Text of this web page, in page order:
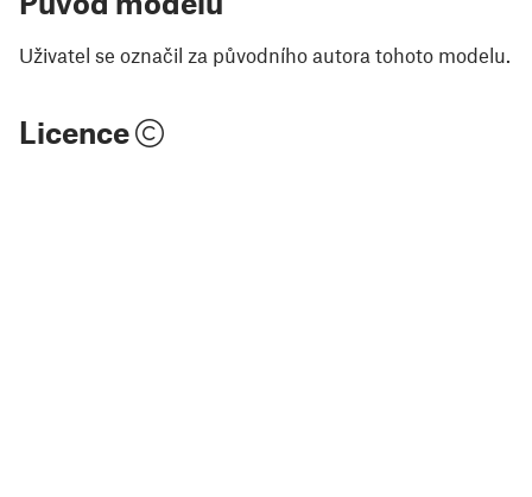
Uživatel se označil za původního autora tohoto modelu.
Licence